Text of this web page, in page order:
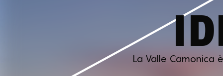
La Valle Camonica